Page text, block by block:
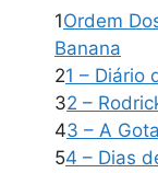
1Ordem
Banana
21 – Diário
32 –
43 – A
54 – Dias